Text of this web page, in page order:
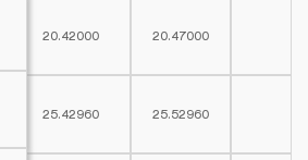
20.42000 20.47000
25.42960 25.52960